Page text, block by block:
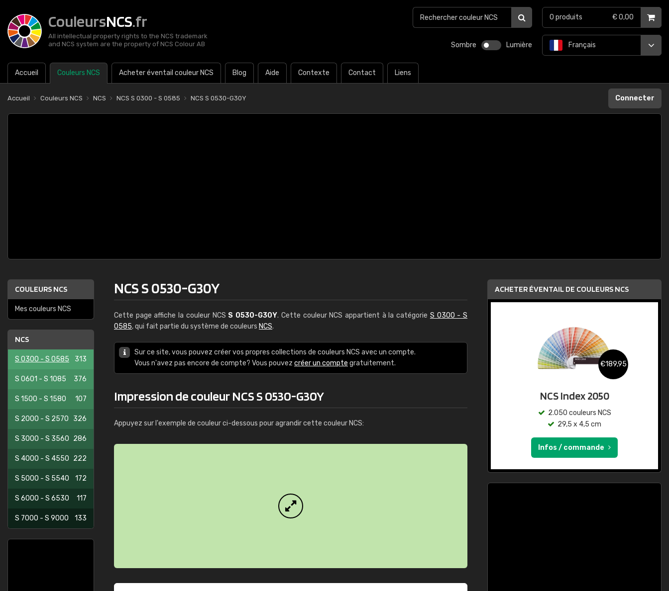
CouleursNCS.fr
All intellectual property rights to the NCS trademark
and NCS system are the property of NCS Colour AB
Sombre Lumière
Accueil Couleurs NCS Acheter éventail couleur NCS Blog Aide Contexte Contact Liens
Français
0 produits € 0,00
Accueil Couleurs NCS NCS NCS S 0300 - S 0585 NCS S 0530-G30Y Connecter
COULEURS NCS
Mes couleurs NCS
NCS
S 0300 - S 0585 313
S 0601 - S 1085 376
S 1500 - S 1580 107
S 2000 - S 2570 326
S 3000 - S 3560 286
S 4000 - S 4550 222
S 5000 - S 5540 172
S 6000 - S 6530 117
S 7000 - S 9000 133
NCS S 0530-G30Y
Cette page affiche la couleur NCS S 0530-G30Y. Cette couleur NCS appartient à la catégorie S 0300 - S
0585, qui fait partie du système de couleurs NCS.
Sur ce site, vous pouvez créer vos propres collections de couleurs NCS avec un compte.
Vous n'avez pas encore de compte? Vous pouvez créer un compte gratuitement.
Impression de couleur NCS S 0530-G30Y
Appuyez sur l'exemple de couleur ci-dessous pour agrandir cette couleur NCS:
ACHETER ÉVENTAIL DE COULEURS NCS
€189,95
NCS Index 2050
2.050 couleurs NCS
29,5 x 4,5 cm
Infos / commande